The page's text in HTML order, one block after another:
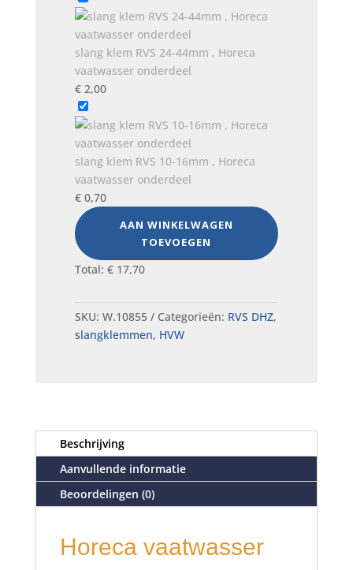
slang klem RVS 24-44mm , Horeca
vaatwasser onderdeel
€2,00
slang klem RVS 10-16mm , Horeca
vaatwasser onderdeel
€0,70
AAN WINKELWAGEN
TOEVOEGEN
Total: €17,70
SKU: W.10855 Categorieën: RVS DHZ,
slangklemmen, HVW
Beschrijving
Aanvullende informatie
Beoordelingen (0)
Horeca vaatwasser